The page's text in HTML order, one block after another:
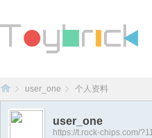
user_one 个人资料
user_one
https://t.rock-chips.com/